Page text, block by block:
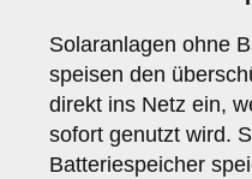
Solaranlagen ohne
speisen den
direkt ins Netz ein,
sofort genutzt wird.
Batteriespeicher